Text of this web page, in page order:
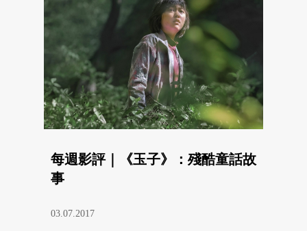
每週影評｜《玉子》：殘酷童話故
事
03.07.2017